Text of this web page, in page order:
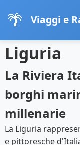
🌴 Viaggi e
Liguria
La Riviera
borghi
millenarie
La Liguria
e pittoresche